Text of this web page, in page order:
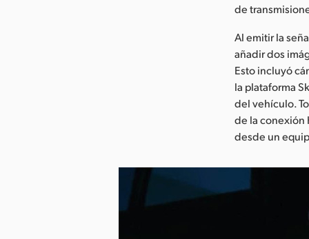
de
Al emitir la
añadir dos
Esto incluyó
la plataforma
del vehículo.
de la conexión
desde un